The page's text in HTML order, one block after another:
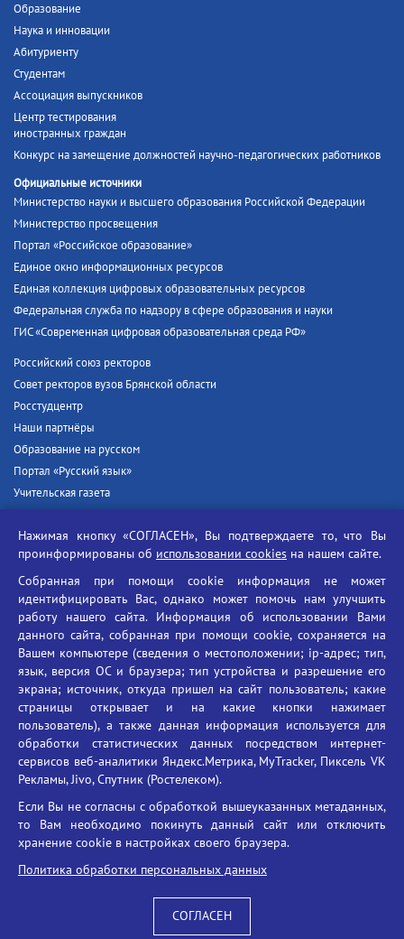
Образование
Наука и инновации
Абитуриенту
Студентам
Ассоциация выпускников
Центр тестирования
иностранных граждан
Конкурс на замещение должностей научно-педагогических работников
Официальные источники
Министерство науки и высшего образования Российской Федерации
Министерство просвещения
Портал «Российское образование»
Единое окно информационных ресурсов
Единая коллекция цифровых образовательных ресурсов
Федеральная служба по надзору в сфере образования и науки
ГИС «Современная цифровая образовательная среда РФ»
Российский союз ректоров
Совет ректоров вузов Брянской области
Росстудцентр
Наши партнёры
Образование на русском
Портал «Русский язык»
Учительская газета
Единый портал государственных услуг
Противодействие угрозам информационной безопасности
Социальные ролики - Генеральная прокуратура РФ
Противодействие коррупции
БГУ против наркотиков
Брянский государственный университет
имени академика И.Г. Петровского
Время работы: пн-пт 09:00-18:00
E-mail: bryanskgu@mail.ru
Телефон: +7(4832)58-90-85
Вход
Нажимая кнопку «СОГЛАСЕН», Вы подтверждаете то, что Вы
проинформированы об использовании cookies на нашем сайте.
Собранная при помощи cookie информация не может
идентифицировать Вас, однако может помочь нам улучшить
работу нашего сайта. Информация об использовании Вами
данного сайта, собранная при помощи cookie, сохраняется на
Вашем компьютере (сведения о местоположении; ip-адрес; тип,
язык, версия ОС и браузера; тип устройства и разрешение его
экрана; источник, откуда пришел на сайт пользователь; какие
страницы открывает и на какие кнопки нажимает
пользователь), а также данная информация используется для
обработки статистических данных посредством интернет-
сервисов веб-аналитики Яндекс.Метрика, MyTracker, Пиксель VK
Рекламы, Jivo, Спутник (Ростелеком).
Если Вы не согласны с обработкой вышеуказанных метаданных,
то Вам необходимо покинуть данный сайт или отключить
хранение cookie в настройках своего браузера.
Политика обработки персональных данных
СОГЛАСЕН